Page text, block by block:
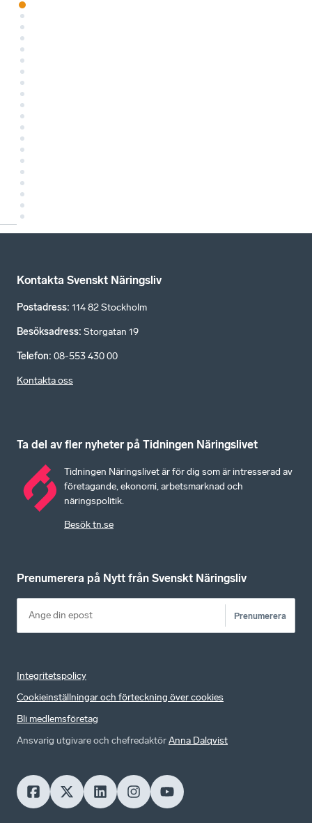
Kontakta Svenskt Näringsliv
Postadress: 114 82 Stockholm
Besöksadress: Storgatan 19
Telefon: 08-553 430 00
Kontakta oss
Ta del av fler nyheter på Tidningen Näringslivet
Tidningen Näringslivet är för dig som är intresserad av
företagande, ekonomi, arbetsmarknad och
näringspolitik.
Besök tn.se
Prenumerera på Nytt från Svenskt Näringsliv
Prenumerera
Integritetspolicy
Cookieinställningar och förteckning över cookies
Bli medlemsföretag
Ansvarig utgivare och chefredaktörAnna Dalqvist